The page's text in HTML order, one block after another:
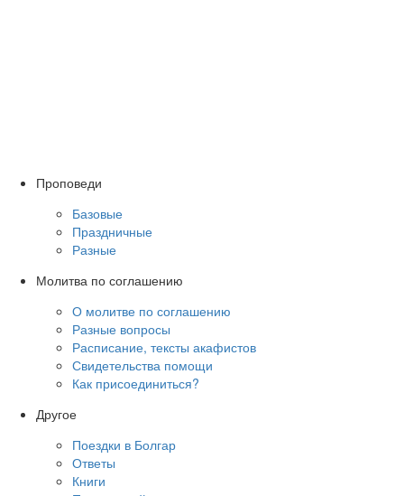
Проповеди
Базовые
Праздничные
Разные
Молитва по соглашению
О молитве по соглашению
Разные вопросы
Расписание, тексты акафистов
Свидетельства помощи
Как присоединиться?
Другое
Поездки в Болгар
Ответы
Книги